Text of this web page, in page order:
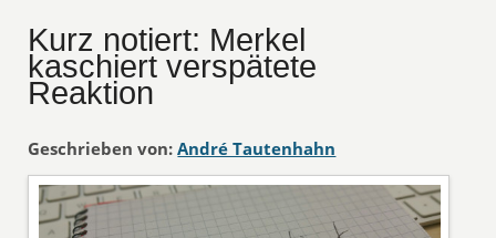
Kurz notiert: Merkel
kaschiert verspätete
Reaktion
Geschrieben von: André Tautenhahn